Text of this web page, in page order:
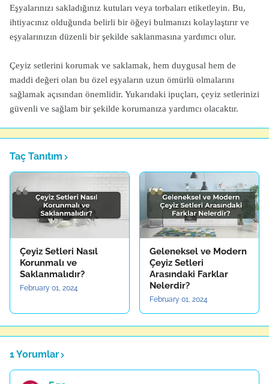
Eşyalarınızı sakladığınız kutuları veya torbaları etiketleyin. Bu,
ihtiyacınız olduğunda belirli bir öğeyi bulmanızı kolaylaştırır ve
eşyalarınızın düzenli bir şekilde saklanmasına yardımcı olur.
Çeyiz setlerini korumak ve saklamak, hem duygusal hem de
maddi değeri olan bu özel eşyaların uzun ömürlü olmalarını
sağlamak açısından önemlidir. Yukarıdaki ipuçları, çeyiz setlerinizi
güvenli ve sağlam bir şekilde korumanıza yardımcı olacaktır.
Taç Tanıtım
Çeyiz Setleri Nasıl
Korunmalı ve
Saklanmalıdır?
February 01, 2024
Geleneksel ve Modern
Çeyiz Setleri
Arasındaki Farklar
Nelerdir?
February 01, 2024
1 Yorumlar